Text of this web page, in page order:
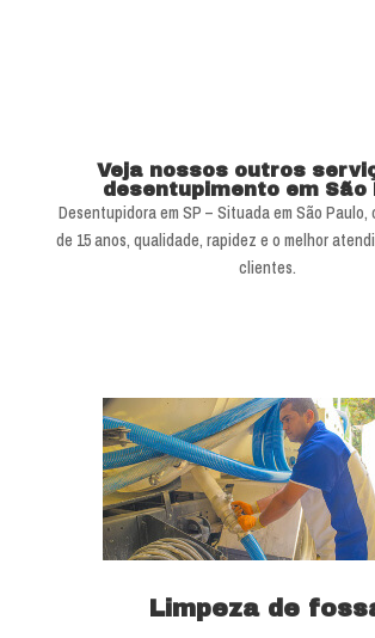
Veja nossos outros
desentupimento em São
Desentupidora em SP – Situada em São Paulo,
de 15 anos, qualidade, rapidez e o melhor
clientes.
Limpeza de